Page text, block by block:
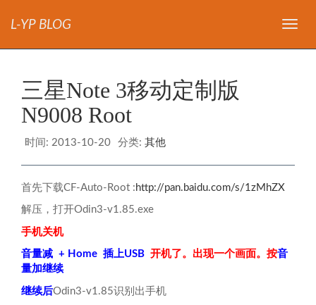
导
L-YP BLOG
三星Note 3移动定制版
N9008 Root
时间: 2013-10-20 分类: 其他
首先下载CF-Auto-Root : http://pan.baidu.com/s/1zMhZX
解压，打开Odin3-v1.85.exe
手机关机
音量减 + Home 插上USB 开机了。出现一个画面。按音
量加继续
继续后Odin3-v1.85识别出手机